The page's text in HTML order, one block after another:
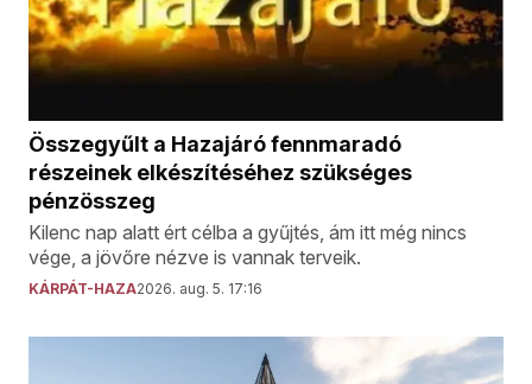
Összegyűlt a Hazajáró fennmaradó
részeinek elkészítéséhez szükséges
pénzösszeg
Kilenc nap alatt ért célba a gyűjtés, ám itt még nincs
vége, a jövőre nézve is vannak terveik.
KÁRPÁT-HAZA2026. aug. 5. 17:16